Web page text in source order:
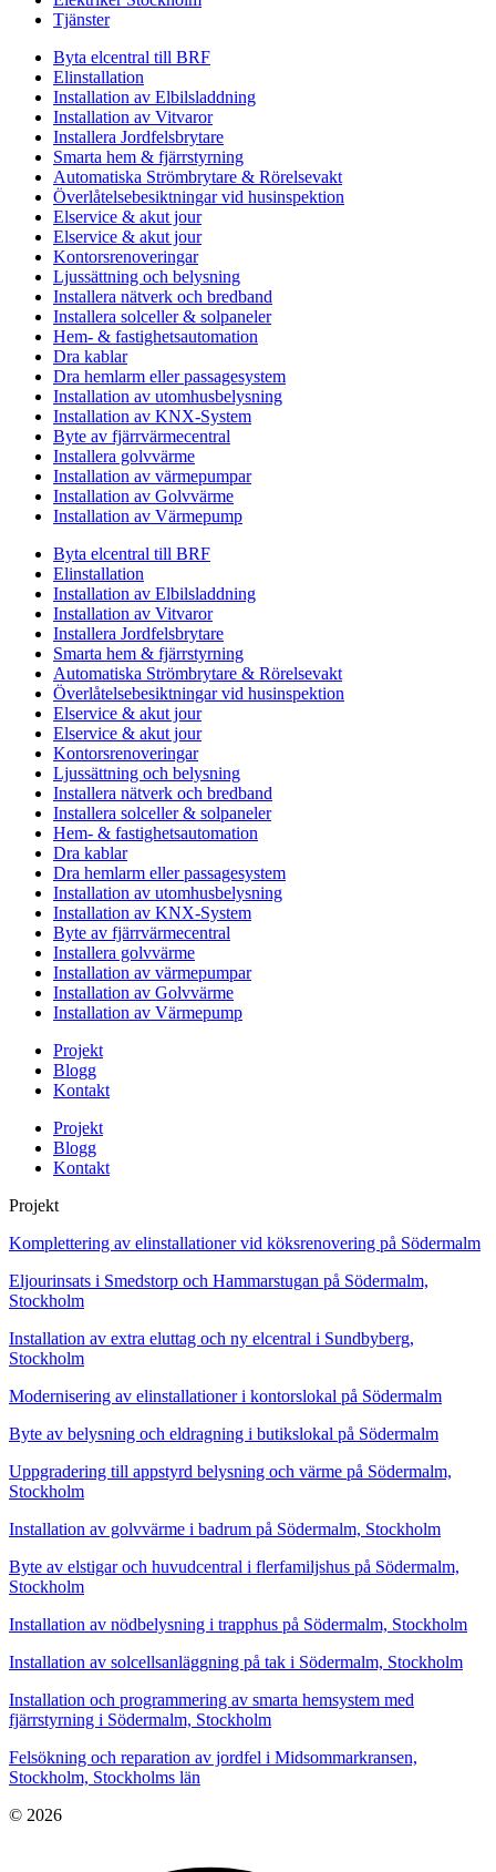
Tjänster
Byta elcentral till BRF
Elinstallation
Installation av Elbilsladdning
Installation av Vitvaror
Installera Jordfelsbrytare
Smarta hem & fjärrstyrning
Automatiska Strömbrytare & Rörelsevakt
Överlåtelsebesiktningar vid husinspektion
Elservice & akut jour
Elservice & akut jour
Kontorsrenoveringar
Ljussättning och belysning
Installera nätverk och bredband
Installera solceller & solpaneler
Hem- & fastighetsautomation
Dra kablar
Dra hemlarm eller passagesystem
Installation av utomhusbelysning
Installation av KNX-System
Byte av fjärrvärmecentral
Installera golvvärme
Installation av värmepumpar
Installation av Golvvärme
Installation av Värmepump
Byta elcentral till BRF
Elinstallation
Installation av Elbilsladdning
Installation av Vitvaror
Installera Jordfelsbrytare
Smarta hem & fjärrstyrning
Automatiska Strömbrytare & Rörelsevakt
Överlåtelsebesiktningar vid husinspektion
Elservice & akut jour
Elservice & akut jour
Kontorsrenoveringar
Ljussättning och belysning
Installera nätverk och bredband
Installera solceller & solpaneler
Hem- & fastighetsautomation
Dra kablar
Dra hemlarm eller passagesystem
Installation av utomhusbelysning
Installation av KNX-System
Byte av fjärrvärmecentral
Installera golvvärme
Installation av värmepumpar
Installation av Golvvärme
Installation av Värmepump
Projekt
Blogg
Kontakt
Projekt
Blogg
Kontakt
Projekt
Komplettering av elinstallationer vid köksrenovering på Södermalm
Eljourinsats i Smedstorp och Hammarstugan på Södermalm,
Stockholm
Installation av extra eluttag och ny elcentral i Sundbyberg,
Stockholm
Modernisering av elinstallationer i kontorslokal på Södermalm
Byte av belysning och eldragning i butikslokal på Södermalm
Uppgradering till appstyrd belysning och värme på Södermalm,
Stockholm
Installation av golvvärme i badrum på Södermalm, Stockholm
Byte av elstigar och huvudcentral i flerfamiljshus på Södermalm,
Stockholm
Installation av nödbelysning i trapphus på Södermalm, Stockholm
Installation av solcellsanläggning på tak i Södermalm, Stockholm
Installation och programmering av smarta hemsystem med
fjärrstyrning i Södermalm, Stockholm
Felsökning och reparation av jordfel i Midsommarkransen,
Stockholm, Stockholms län
© 2026